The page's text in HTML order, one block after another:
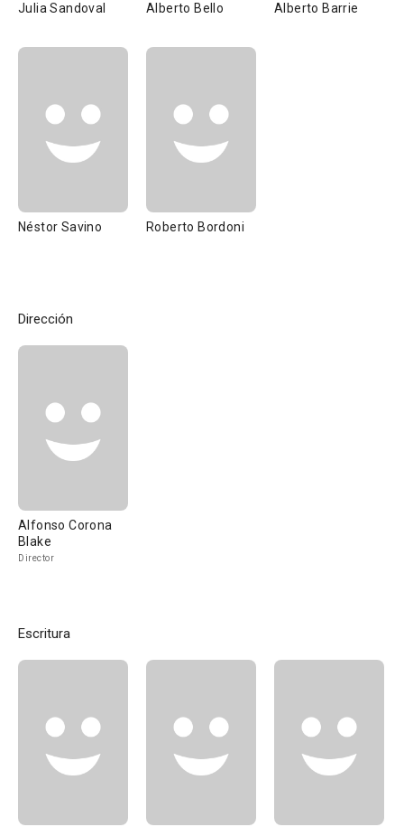
Julia Sandoval Alberto Bello Alberto Barrie
Néstor Savino Roberto Bordoni
Dirección
Alfonso Corona
Blake
Director
Escritura